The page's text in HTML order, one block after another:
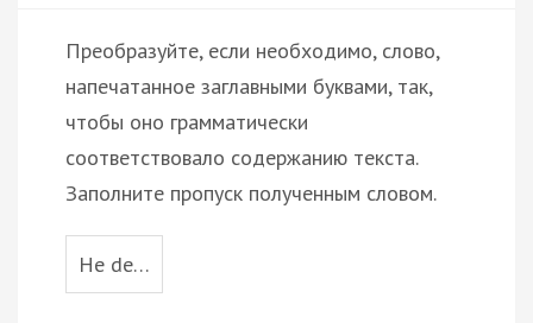
Преобразуйте, если необходимо, слово,
напечатанное заглавными буквами, так,
чтобы оно грамматически
соответствовало содержанию текста.
Заполните пропуск полученным словом.
He de…